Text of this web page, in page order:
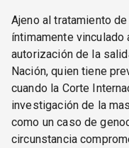
Ajeno al tratamiento
íntimamente vinculado
autorización de la
Nación, quien tiene
cuando la Corte
investigación de la
como un caso de
circunstancia